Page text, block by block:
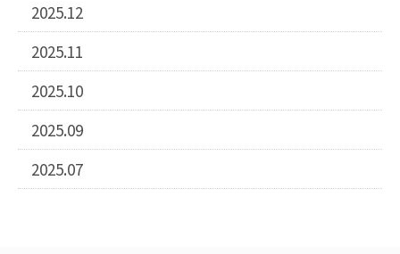
2025.12
2025.11
2025.10
2025.09
2025.07